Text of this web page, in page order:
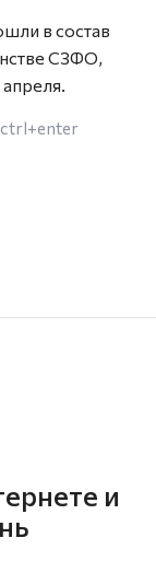
в состав
СЗФО,
ctrl+enter
и